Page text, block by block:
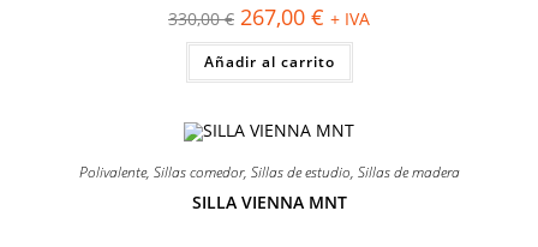
330,00€ El
precio
original
era:
330,00 €.
267,00 € El
precio
actual
es:
267,00 €.
+ IVA
Añadir al carrito
Polivalente, Sillas comedor, Sillas de estudio, Sillas de madera
SILLA VIENNA MNT